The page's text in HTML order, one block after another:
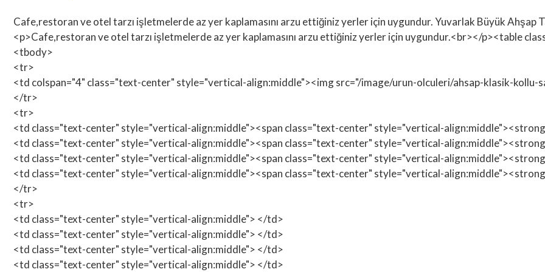
Cafe,restoran ve otel tarzı işletmelerde az yer kaplamasını arzu ettiğiniz yerler için uygundur. Yuvarlak Büyük Ahşap
<p>Cafe,restoran ve otel tarzı işletmelerde az yer kaplamasını arzu ettiğiniz yerler için uygundur.<br></p><table
<tbody>
<tr>
<td colspan="4" class="text-center" style="vertical-align:middle"><img src="/image/urun-olculeri/ahsap-klasik-
</tr>
<tr>
<td class="text-center" style="vertical-align:middle"><span class="text-center" style="vertical-
<td class="text-center" style="vertical-align:middle"><span class="text-center" style="vertical-
<td class="text-center" style="vertical-align:middle"><span class="text-center" style="vertical-
<td class="text-center" style="vertical-align:middle"><span class="text-center" style="vertical-
</tr>
<tr>
<td class="text-center" style="vertical-align:middle"> </td>
<td class="text-center" style="vertical-align:middle"> </td>
<td class="text-center" style="vertical-align:middle"> </td>
<td class="text-center" style="vertical-align:middle"> </td>